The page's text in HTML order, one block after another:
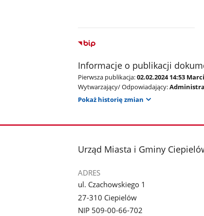
Informacje o publikacji
Pierwsza publikacja:02.02.2024 14:53
Wytwarzający/ Odpowiadający:
Pokaż historię zmian
stopka
Urząd Miasta i Gminy
ADRES
ul. Czachowskiego 1
27-310 Ciepielów
NIP 509-00-66-702